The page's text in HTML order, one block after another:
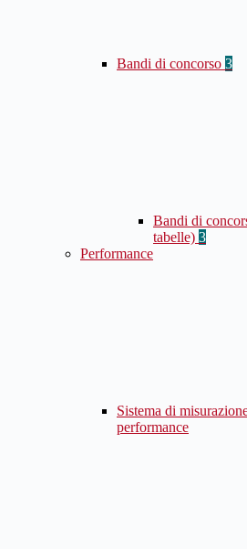
Bandi di concorso 3
Bandi di
tabelle) 3
Performance
Sistema di
performance